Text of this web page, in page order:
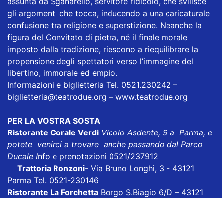
gli argomenti che tocca, inducendo a una caricaturale
confusione tra religione e superstizione. Neanche la
figura del Convitato di pietra, né il finale morale
imposto dalla tradizione, riescono a riequilibrare la
propensione degli spettatori verso l’immagine del
libertino, immorale ed empio.
Informazioni e biglietteria Tel. 0521.230242 –
biglietteria@teatrodue.org – www.teatrodue.org
PER LA VOSTRA SOSTA
Ristorante Corale Verdi Vicolo Asdente, 9 a Parma, e
potete venirci a trovare anche passando dal Parco
Ducale Info e prenotazioni 0521/237912
Trattoria Ronzoni- Via Bruno Longhi, 3 - 43121
Parma Tel. 0521-230146
Ristorante La Forchetta Borgo S.Biagio 6/D – 43121